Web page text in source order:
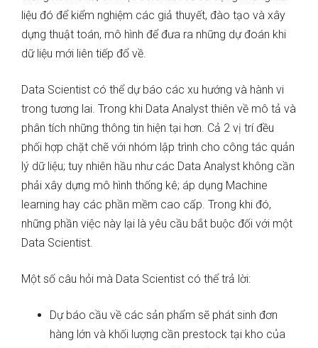
liệu đó để kiểm nghiệm các giả thuyết, đào tạo và xây
dựng thuật toán, mô hình để đưa ra những dự đoán khi
dữ liệu mới liên tiếp đổ về.
Data Scientist có thể dự báo các xu hướng và hành vi
trong tương lai. Trong khi Data Analyst thiên về mô tả và
phân tích những thông tin hiện tại hơn. Cả 2 vị trí đều
phối hợp chặt chẽ với nhóm lập trình cho công tác quản
lý dữ liệu; tuy nhiên hầu như các Data Analyst không cần
phải xây dựng mô hình thống kê; áp dụng Machine
learning hay các phần mềm cao cấp. Trong khi đó,
những phần việc này lại là yêu cầu bắt buộc đối với một
Data Scientist.
Một số câu hỏi mà Data Scientist có thể trả lời:
Dự báo cầu về các sản phẩm sẽ phát sinh đơn
hàng lớn và khối lượng cần prestock tại kho của